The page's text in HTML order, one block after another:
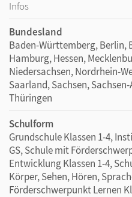
Infos
Bundesland
Baden-Württemberg, Berlin,
Hamburg, Hessen,
Niedersachsen, Nordrhein-
Saarland, Sachsen,
Thüringen
Schulform
Grundschule Klassen 1-4,
GS, Schule mit
Entwicklung Klassen 1-4,
Körper, Sehen, Hören,
Förderschwerpunkt Lernen